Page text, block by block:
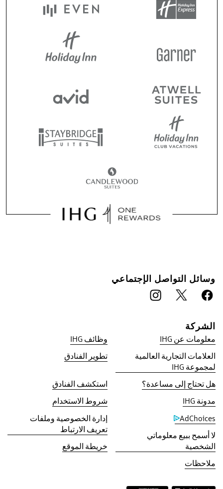
وسائل التواصل الإجتماعي
الشركة
معلومات عن IHG
وظائف IHG
العلامات التجارية العالمية
لمجموعة IHG
تطوير الفنادق
هل تحتاج إلى مساعدة؟
استكشف الفنادق
مدونة IHG
شروط الاستخدام
AdChoices
إدارة الخصوصية وملفات
تعريف الارتباط
لا أسمح ببيع معلوماتي
الشخصية
خريطة الموقع
ملاحظات
ميزة الحجز معنا
ضمان أفضل سعر
‫نعدك بالحصول على أقل سعر متاح على الإنترنت، أو
مطابقة سعرنا لأقل سعر عثرت عليه، بالإضافة إلى
حصولك على 5 أضعاف نقاطك في برنامج مكافآت
IHG® One Rewards، بحد أقصى 40,000 نقطة.
ضمان الحجز عبر الإنترنت
غرفتك مضمونة.